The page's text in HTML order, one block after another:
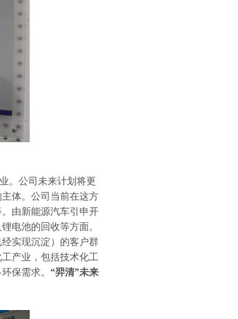
。公司未来计划将更
体。公司当前在这方
由新能源汽车引申开
电池的回收等方面。
实现沉淀）的客户群
产业，包括技术化工
保需求。 “羿清”未来